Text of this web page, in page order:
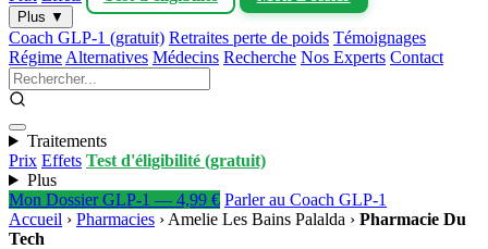
Plus ▼
Coach GLP-1 (gratuit) Retraites perte de poids Témoignages
Régime Alternatives Médecins Recherche Nos Experts Contact
Traitements
Prix Effets Test d'éligibilité (gratuit)
Plus
Mon Dossier GLP-1 — 4,99 € Parler au Coach GLP-1
Accueil › Pharmacies › Amelie Les Bains Palalda › Pharmacie Du
Tech